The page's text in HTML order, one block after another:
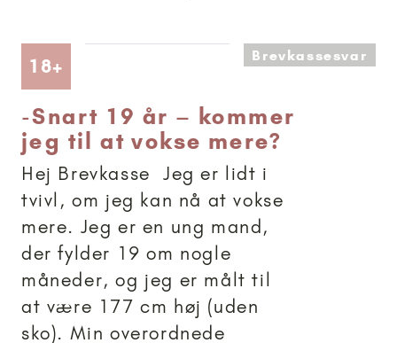
18+ Artikler anbefalet til 18+Brevkassesvar
-Snart 19 år – kommer
jeg til at vokse mere?
Hej Brevkasse Jeg er lidt i
tvivl, om jeg kan nå at vokse
mere. Jeg er en ung mand,
der fylder 19 om nogle
måneder, og jeg er målt til
at være 177 cm høj (uden
sko). Min overordnede